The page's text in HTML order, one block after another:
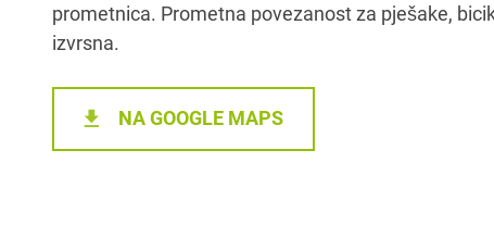
prometnica. Prometna povezanost za pješake,
izvrsna.
NA GOOGLE MAPS